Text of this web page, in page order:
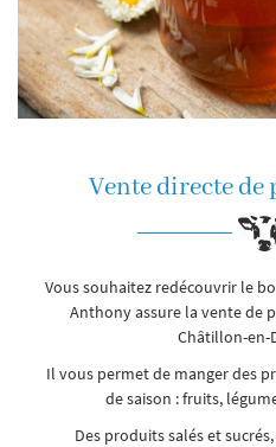
Vente directe
Vous souhaitez redécouvrir le
Anthony assure la vente de
Châtillon-en-
Il vous permet de manger des
de saison : fruits,
Des produits salés et